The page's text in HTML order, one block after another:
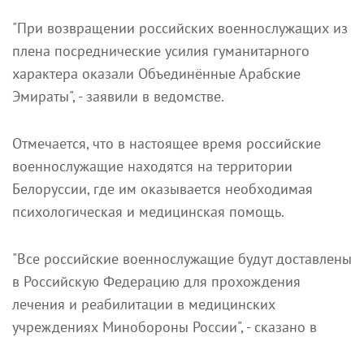
"При возвращении российских военнослужащих из
плена посреднические усилия гуманитарного
характера оказали Объединённые Арабские
Эмираты", - заявили в ведомстве.
Отмечается, что в настоящее время российские
военнослужащие находятся на территории
Белоруссии, где им оказывается необходимая
психологическая и медицинская помощь.
"Все российские военнослужащие будут доставлены
в Российскую Федерацию для прохождения
лечения и реабилитации в медицинских
учреждениях Минобороны России", - сказано в